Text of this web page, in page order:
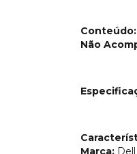
Conteúdo:
Não
Marca: Dell